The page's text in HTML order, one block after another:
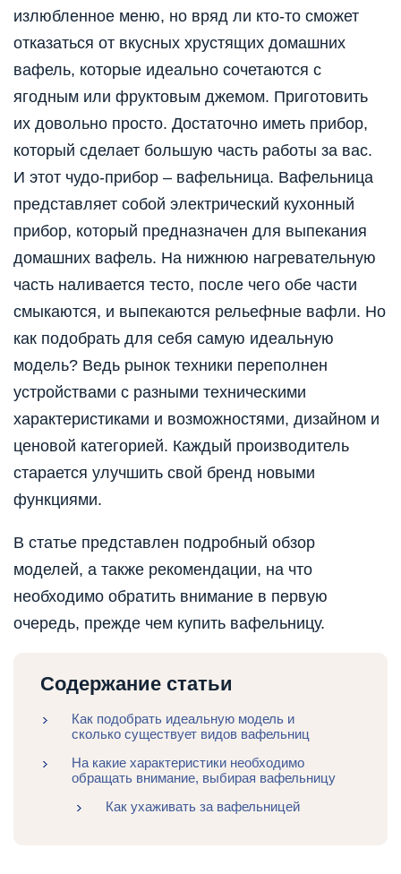
излюбленное меню, но вряд ли кто-то сможет
отказаться от вкусных хрустящих домашних
вафель, которые идеально сочетаются с
ягодным или фруктовым джемом. Приготовить
их довольно просто. Достаточно иметь прибор,
который сделает большую часть работы за вас.
И этот чудо-прибор – вафельница. Вафельница
представляет собой электрический кухонный
прибор, который предназначен для выпекания
домашних вафель. На нижнюю нагревательную
часть наливается тесто, после чего обе части
смыкаются, и выпекаются рельефные вафли. Но
как подобрать для себя самую идеальную
модель? Ведь рынок техники переполнен
устройствами с разными техническими
характеристиками и возможностями, дизайном и
ценовой категорией. Каждый производитель
старается улучшить свой бренд новыми
функциями.
В статье представлен подробный обзор
моделей, а также рекомендации, на что
необходимо обратить внимание в первую
очередь, прежде чем купить вафельницу.
Содержание статьи
Как подобрать идеальную модель и
сколько существует видов вафельниц
На какие характеристики необходимо
обращать внимание, выбирая вафельницу
Как ухаживать за вафельницей